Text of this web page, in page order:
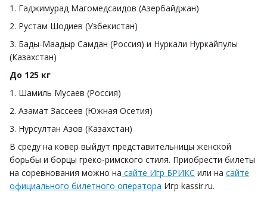
1. Гаджимурад Магомедсаидов (Азербайджан)
2. Рустам Шодиев (Узбекистан)
3. Бады-Маадыр Самдан (Россия) и Нуркали Нуркайпулы
(Казахстан)
До 125 кг
1. Шамиль Мусаев (Россия)
2. Азамат Зассеев (Южная Осетия)
3. Нурсултан Азов (Казахстан)
В среду на ковер выйдут представительницы женской
борьбы и борцы греко-римского стиля. Приобрести билеты
на соревнования можно на сайте Игр БРИКС или на сайте
официального билетного оператора Игр kassir.ru.